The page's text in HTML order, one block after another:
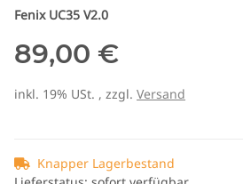
Fenix UC35 V2.0
89,00 €
inkl. 19% USt. , zzgl. Versand
Knapper Lagerbestand